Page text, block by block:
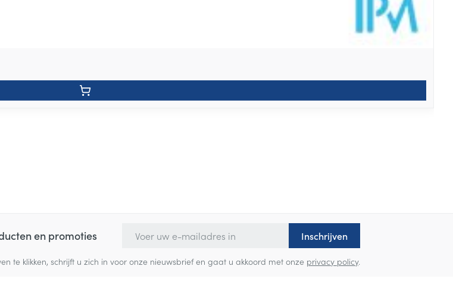
en promoties Inschrijven
te klikken, schrijft u zich in voor onze nieuwsbrief en gaat u akkoord met onze privacy policy.